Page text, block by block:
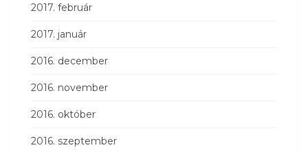
2017. február
2017. január
2016. december
2016. november
2016. október
2016. szeptember